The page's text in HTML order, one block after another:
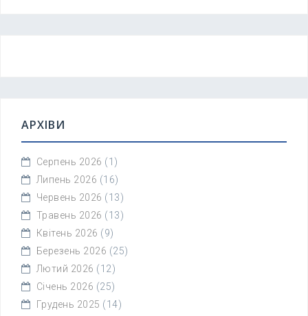
АРХІВИ
Серпень 2026 (1)
Липень 2026 (16)
Червень 2026 (13)
Травень 2026 (13)
Квітень 2026 (9)
Березень 2026 (25)
Лютий 2026 (12)
Січень 2026 (25)
Грудень 2025 (14)